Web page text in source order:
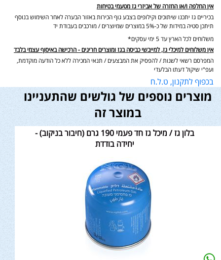
אין החלפה ו/או החזרה של אביזרי גז מטעמי בטיחות
בכיריים גז יתכנו שיתוכים וקילופים בצבע גוף הכירות באזור הבערה לאחר השימוש בנוסף
תיתכן סטיה במידות של כ-5% במוצרים שמיוצרים / מורכבים בעבודת יד
משלוחים לכל הארץ עד 5 ימי עסקים*
אין משלוחים למיכלי גז, למייבשי כביסה בגז ומוצרים חריגים - הרכישה באיסוף עצמי בלבד
המפרסם רשאי לשנות / להפסיק את המבצעים / תנאי המכירה ללא כל הודעה מוקדמת,
ועפ"י שיקול דעתו הבלעדי
בכפוף לתקנון, ט.ל.ח
מוצרים נוספים של גולשים שהתעניינו
במוצר זה
בלון גז / מיכל גז חד פעמי 190 גרם (חיבור בניקוב) -
יחידה בודדת